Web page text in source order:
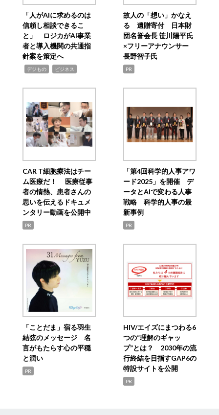
「人がAIに求めるのは
信頼し相談できるこ
と」 ロジカがAI事業
者と導入機関の共通指
針案を策定へ
デジもの ビジネス
故人の「想い」かなえ
る 遺贈寄付 日本財
団名誉会長 笹川陽平氏
×フリーアナウンサー
長野智子氏
PR
CAR T細胞療法はチー
ム医療だ！ 医療従事
者の情熱、患者さんの
思いを伝えるドキュメ
ンタリー動画を公開中
PR
「第4回科学的人事アワ
ード2025」を開催 デ
ータとAIで変わる人事
戦略 科学的人事の最
新事例
PR
「ことだま」宿る羽生
結弦のメッセージ 名
言がもたらす心の平穏
と潤い
PR
HIV/エイズにまつわる6
つの“理解のギャッ
プ”とは？ 2030年の流
行終結を目指すGAP6の
特設サイトを公開
PR